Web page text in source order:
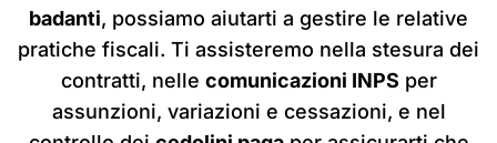
badanti, possiamo aiutarti a gestire le relative
pratiche fiscali. Ti assisteremo nella stesura dei
contratti, nelle comunicazioni INPS per
assunzioni, variazioni e cessazioni, e nel